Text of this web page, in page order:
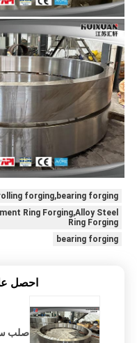
forging,bearing forging
Ring Forging,Alloy Steel
Ring Forging
bearing forging
احصل
صلب